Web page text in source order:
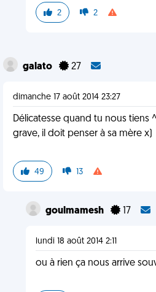
2 2
galato 27
dimanche 17 août 2014 23:27
Délicatesse quand tu nous tiens
grave, il doit penser à sa mère x)
49 13
goulmamesh 17
lundi 18 août 2014 2:11
ou à rien ça nous arrive